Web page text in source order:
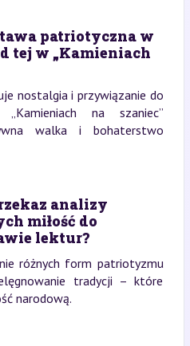
patriotyczna w
tej w „Kamieniach
nostalgia i przywiązanie do
na szaniec”
walka i bohaterstwo
analizy
miłość do
lektur?
różnych form patriotyzmu
tradycji – które
narodową.